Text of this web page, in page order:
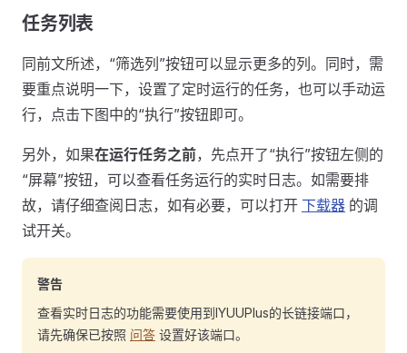
任务列表
同前文所述，“筛选列”按钮可以显示更多的列。同时，需
要重点说明一下，设置了定时运行的任务，也可以手动运
行，点击下图中的“执行”按钮即可。
另外，如果在运行任务之前，先点开了“执行”按钮左侧的
“屏幕”按钮，可以查看任务运行的实时日志。如需要排
故，请仔细查阅日志，如有必要，可以打开 下载器 的调
试开关。
警告
查看实时日志的功能需要使用到IYUUPlus的长链接端口，
请先确保已按照 问答 设置好该端口。